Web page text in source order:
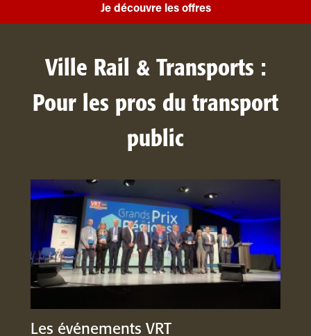
Je découvre les offres
Ville Rail & Transports :
Pour les pros du transport
public
Les événements VRT